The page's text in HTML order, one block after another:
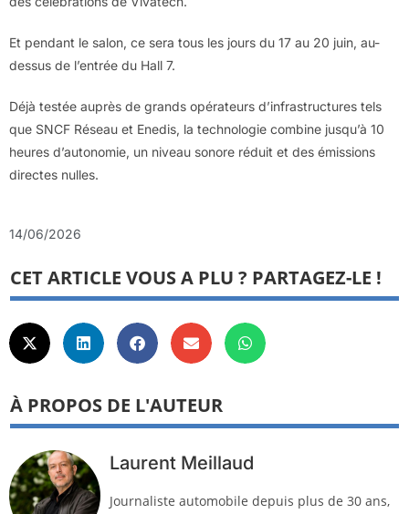
Et pendant le salon, ce sera tous les jours du 17 au 20 juin, au-
dessus de l’entrée du Hall 7.
Déjà testée auprès de grands opérateurs d’infrastructures tels
que SNCF Réseau et Enedis, la technologie combine jusqu’à 10
heures d’autonomie, un niveau sonore réduit et des émissions
directes nulles.
14/06/2026
CET ARTICLE VOUS A PLU ? PARTAGEZ-LE !
À PROPOS DE L'AUTEUR
Laurent Meillaud
Journaliste automobile depuis plus de 30 ans,